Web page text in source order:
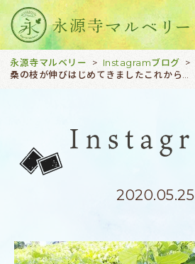
永源寺マルベリー > Instagramブログ >
2020.05.25